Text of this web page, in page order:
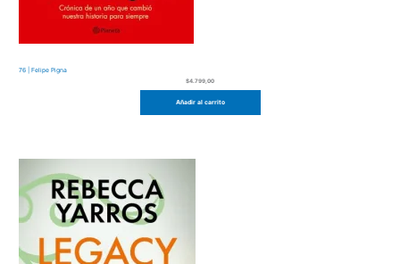
76 | Felipe Pigna
$4.799,00
Añadir al carrito